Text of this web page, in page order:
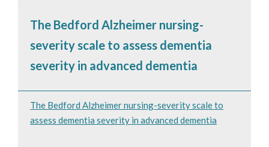
The Bedford Alzheimer nursing-
severity scale to assess dementia
severity in advanced dementia
The Bedford Alzheimer nursing-severity scale to
assess dementia severity in advanced dementia